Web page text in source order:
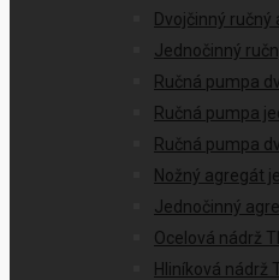
Dvojčinný ručný
Jednočinný
Ručná pumpa
Ručná pumpa
Ručná pumpa
Nožný agregát
Jednočinný
Ocelová nádrž
Hliníková nádrž